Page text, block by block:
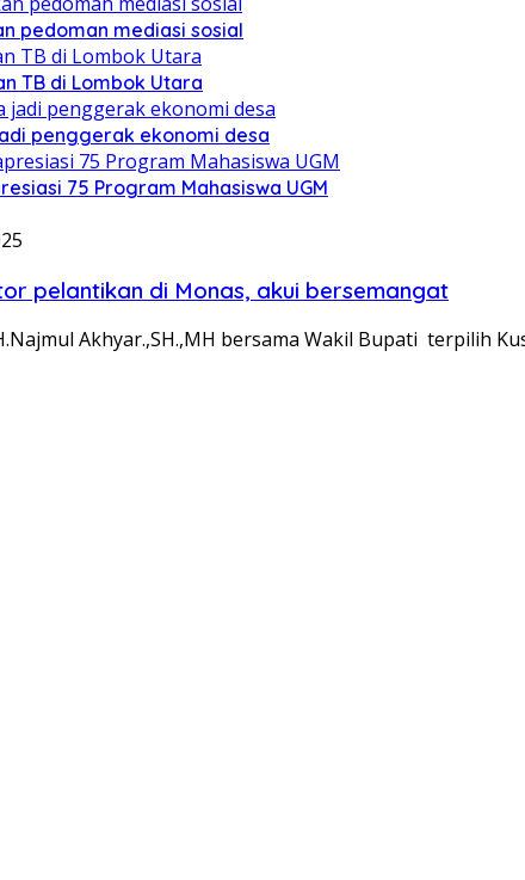
pedoman mediasi sosial
TB di Lombok Utara
penggerak ekonomi desa
75 Program Mahasiswa UGM
pelantikan di Monas, akui bersemangat
Akhyar.,SH.,MH bersama Wakil Bupati terpilih